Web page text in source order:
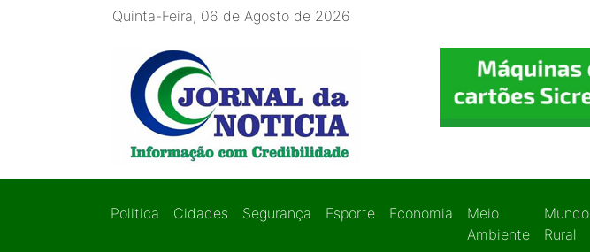
Quinta-Feira, 06 de Agosto de 2026
Politica Cidades Segurança Esporte Economia
Meio
Ambiente
Mundo
Rural